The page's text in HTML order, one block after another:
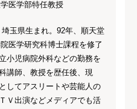
医学部特任教授
埼玉県生まれ。92年、順天堂
医学研究科博士課程を修了
小児病院外科などの勤務を
講師、教授を歴任後、現
してアスリートや芸能人の
Ｖ出演などメディアでも活